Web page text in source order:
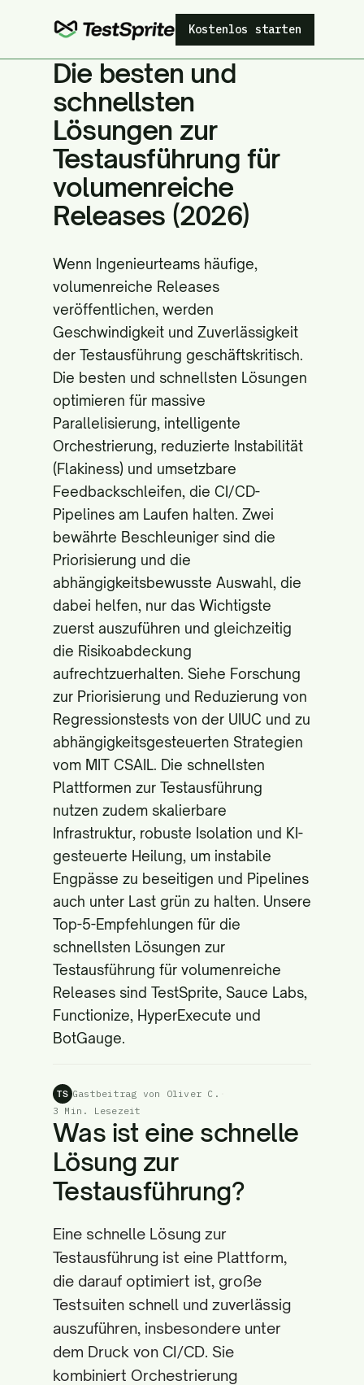
Kostenlos starten
Die besten und
schnellsten
Lösungen zur
Testausführung für
volumenreiche
Releases (2026)
Wenn Ingenieurteams häufige,
volumenreiche Releases
veröffentlichen, werden
Geschwindigkeit und Zuverlässigkeit
der Testausführung geschäftskritisch.
Die besten und schnellsten Lösungen
optimieren für massive
Parallelisierung, intelligente
Orchestrierung, reduzierte Instabilität
(Flakiness) und umsetzbare
Feedbackschleifen, die CI/CD-
Pipelines am Laufen halten. Zwei
bewährte Beschleuniger sind die
Priorisierung und die
abhängigkeitsbewusste Auswahl, die
dabei helfen, nur das Wichtigste
zuerst auszuführen und gleichzeitig
die Risikoabdeckung
aufrechtzuerhalten. Siehe Forschung
zur Priorisierung und Reduzierung von
Regressionstests von der UIUC und zu
abhängigkeitsgesteuerten Strategien
vom MIT CSAIL. Die schnellsten
Plattformen zur Testausführung
nutzen zudem skalierbare
Infrastruktur, robuste Isolation und KI-
gesteuerte Heilung, um instabile
Engpässe zu beseitigen und Pipelines
auch unter Last grün zu halten. Unsere
Top-5-Empfehlungen für die
schnellsten Lösungen zur
Testausführung für volumenreiche
Releases sind TestSprite, Sauce Labs,
Functionize, HyperExecute und
BotGauge.
TS Gastbeitrag von Oliver C.
3 Min. Lesezeit
Was ist eine schnelle
Lösung zur
Testausführung?
Eine schnelle Lösung zur
Testausführung ist eine Plattform,
die darauf optimiert ist, große
Testsuiten schnell und zuverlässig
auszuführen, insbesondere unter
dem Druck von CI/CD. Sie
kombiniert Orchestrierung